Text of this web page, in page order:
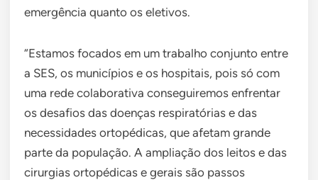
emergência quanto os eletivos.
“Estamos focados em um trabalho conjunto entre
a SES, os municípios e os hospitais, pois só com
uma rede colaborativa conseguiremos enfrentar
os desafios das doenças respiratórias e das
necessidades ortopédicas, que afetam grande
parte da população. A ampliação dos leitos e das
cirurgias ortopédicas e gerais são passos